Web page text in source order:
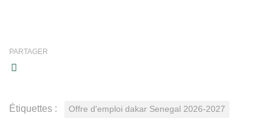
PARTAGER
Étiquettes : Offre d'emploi dakar Senegal 2026-2027